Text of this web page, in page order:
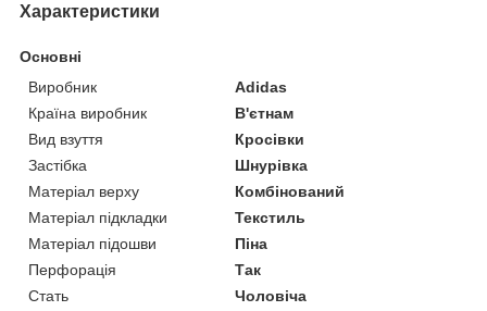
Характеристики
Основні
Виробник
Adidas
Країна виробник
В'єтнам
Вид взуття
Кросівки
Застібка
Шнурівка
Матеріал верху
Комбінований
Матеріал підкладки
Текстиль
Матеріал підошви
Піна
Перфорація
Так
Стать
Чоловіча